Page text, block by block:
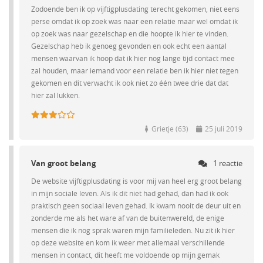
Zodoende ben ik op vijftigplusdating terecht gekomen, niet eens
perse omdat ik op zoek was naar een relatie maar wel omdat ik
op zoek was naar gezelschap en die hoopte ik hier te vinden.
Gezelschap heb ik genoeg gevonden en ook echt een aantal
mensen waarvan ik hoop dat ik hier nog lange tijd contact mee
zal houden, maar iemand voor een relatie ben ik hier niet tegen
gekomen en dit verwacht ik ook niet zo één twee drie dat dat
hier zal lukken.
Grietje (63) 25 juli 2019
Van groot belang 1 reactie
De website vijftigplusdating is voor mij van heel erg groot belang
in mijn sociale leven. Als ik dit niet had gehad, dan had ik ook
praktisch geen sociaal leven gehad. Ik kwam nooit de deur uit en
zonderde me als het ware af van de buitenwereld, de enige
mensen die ik nog sprak waren mijn familieleden. Nu zit ik hier
op deze website en kom ik weer met allemaal verschillende
mensen in contact, dit heeft me voldoende op mijn gemak